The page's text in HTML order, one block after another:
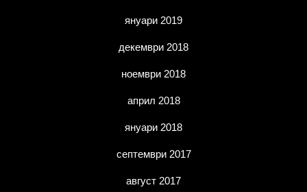
януари 2019
декември 2018
ноември 2018
април 2018
януари 2018
септември 2017
август 2017